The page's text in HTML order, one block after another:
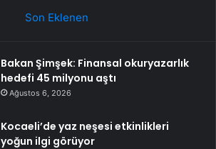
Son Eklenen
Bakan Şimşek: Finansal okuryazarlık
hedefi 45 milyonu aştı
Ağustos 6, 2026
Kocaeli’de yaz neşesi etkinlikleri
yoğun ilgi görüyor